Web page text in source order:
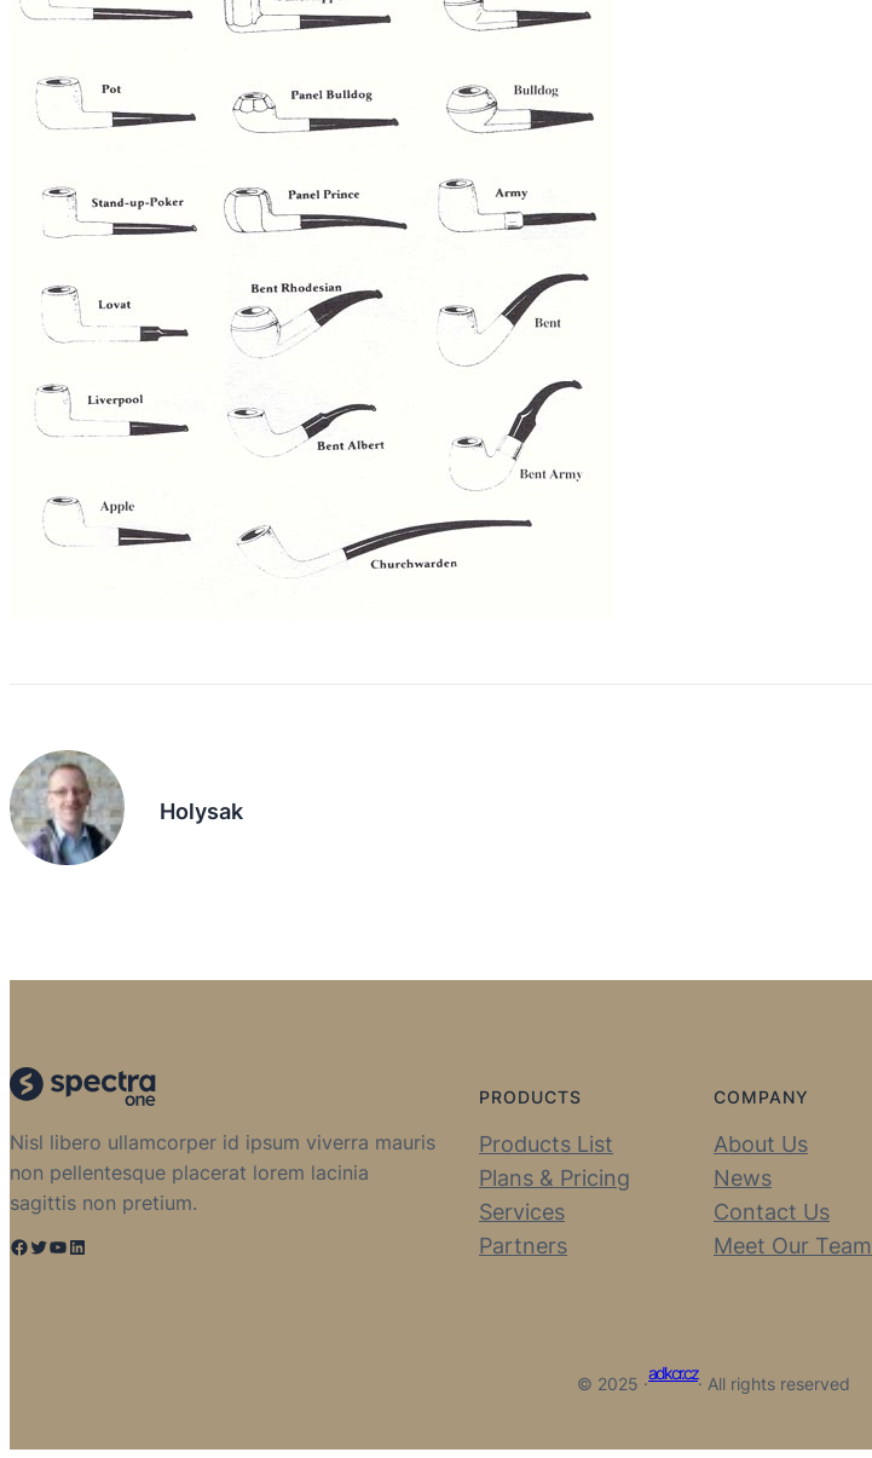
Holysak
Nisl libero ullamcorper id ipsum viverra mauris
non pellentesque placerat lorem lacinia
sagittis non pretium.
Facebook Twitter YouTube LinkedIn
PRODUCTS
Products List
Plans & Pricing
Services
Partners
COMPANY
About Us
News
Contact Us
Meet Our Team
© 2025 ·
adkcr.cz
· All rights reserved